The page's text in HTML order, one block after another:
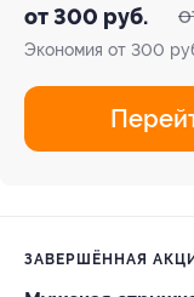
от 300 руб.
Экономия от 300
ЗАВЕРШЁННАЯ